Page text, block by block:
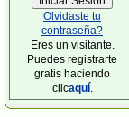
Olvidaste tu
contraseña?
Eres un visitante.
Puedes registrarte
gratis haciendo
clicaquí.